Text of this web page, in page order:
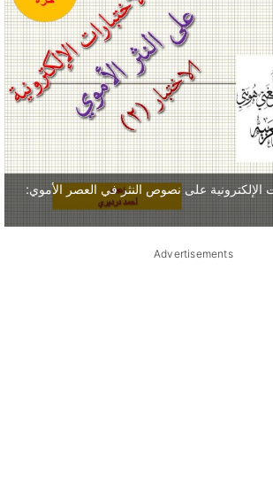
الإلكترونية على نصوص النثر في العصر الأموي:
Advertisements